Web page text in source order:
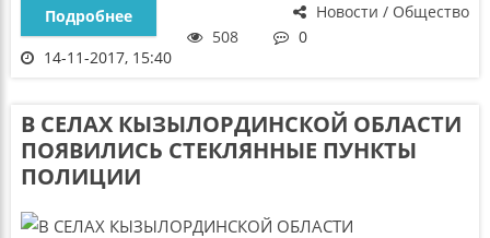
Новости / Общество
Подробнее
508
0
14-11-2017, 15:40
В СЕЛАХ КЫЗЫЛОРДИНСКОЙ ОБЛАСТИ
ПОЯВИЛИСЬ СТЕКЛЯННЫЕ ПУНКТЫ
ПОЛИЦИИ